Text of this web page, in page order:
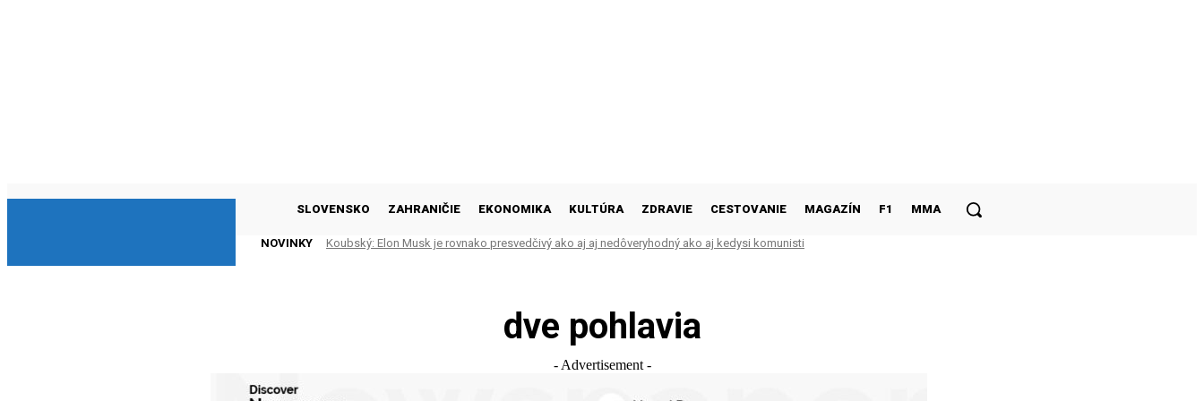
SLOVENSKO ZAHRANIČIE EKONOMIKA KULTÚRA ZDRAVIE CESTOVANIE MAGAZÍN F1 MMA
NOVINKY
Koubský: Elon Musk je rovnako presvedčivý ako aj aj nedôveryhodný ako aj kedysi komunisti
dve pohlavia
- Advertisement -